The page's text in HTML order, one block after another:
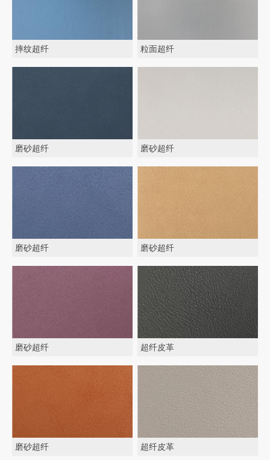
摔纹超纤 粒面超纤
磨砂超纤 磨砂超纤
磨砂超纤 磨砂超纤
磨砂超纤 超纤皮革
磨砂超纤 超纤皮革